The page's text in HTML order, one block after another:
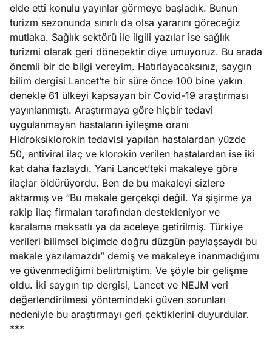
elde etti konulu yayınlar görmeye başladık. Bunun
turizm sezonunda sınırlı da olsa yararını göreceğiz
mutlaka. Sağlık sektörü ile ilgili yazılar ise sağlık
turizmi olarak geri dönecektir diye umuyoruz. Bu arada
önemli bir de bilgi vereyim. Hatırlayacaksınız, saygın
bilim dergisi Lancet’te bir süre önce 100 bine yakın
denekle 61 ülkeyi kapsayan bir Covid-19 araştırması
yayınlanmıştı. Araştırmaya göre hiçbir tedavi
uygulanmayan hastaların iyileşme oranı
Hidroksiklorokin tedavisi yapılan hastalardan yüzde
50, antiviral ilaç ve klorokin verilen hastalardan ise iki
kat daha fazlaydı. Yani Lancet’teki makaleye göre
ilaçlar öldürüyordu. Ben de bu makaleyi sizlere
aktarmış ve “Bu makale gerçekçi değil. Ya şişirme ya
rakip ilaç firmaları tarafından destekleniyor ve
karalama maksatlı ya da aceleye getirilmiş. Türkiye
verileri bilimsel biçimde doğru düzgün paylaşsaydı bu
makale yazılamazdı” demiş ve makaleye inanmadığımı
ve güvenmediğimi belirtmiştim. Ve şöyle bir gelişme
oldu. İki saygın tıp dergisi, Lancet ve NEJM veri
değerlendirilmesi yöntemindeki güven sorunları
nedeniyle bu araştırmayı geri çektiklerini duyurdular.
***